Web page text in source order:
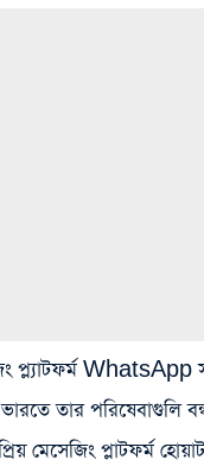
প্ল্যাটফর্ম
ভারতে তার
মেসেজিং‌ প্লাটফর্ম